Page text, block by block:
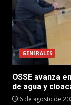
GENERALES
OSSE avanza
de agua y
6 de agosto de